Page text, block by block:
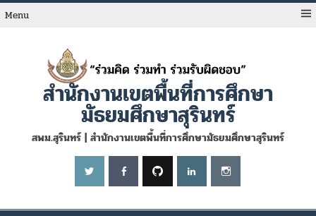
Skip
toMenu
สำนักงานเขตพื้นที่การศึกษา
มัธยมศึกษาสุรินทร์
สพม.สุรินทร์ | สำนักงานเขตพื้นที่การศึกษามัธยมศึกษาสุรินทร์